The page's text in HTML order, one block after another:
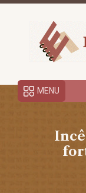
MENU